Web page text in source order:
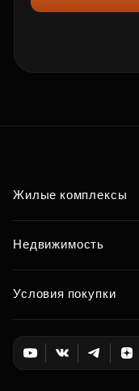
Жилые комплексы
Недвижимость
Условия покупки